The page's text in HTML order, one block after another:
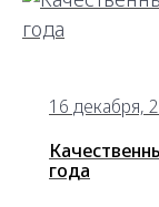
16 декабря,
года